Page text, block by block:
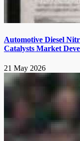
Automotive Diesel
Catalysts Market
21 May 2026